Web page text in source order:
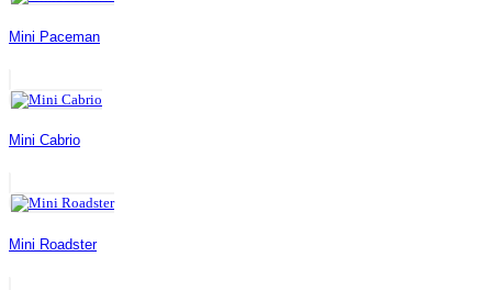
Mini Paceman
Mini Cabrio
Mini Roadster